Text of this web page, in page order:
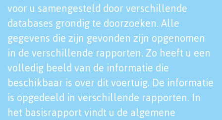
voor u samengesteld door verschillende
databases grondig te doorzoeken. Alle
gegevens die zijn gevonden zijn opgenomen
in de verschillende rapporten. Zo heeft u een
volledig beeld van de informatie die
beschikbaar is over dit voertuig. De informatie
is opgedeeld in verschillende rapporten. In
het basisrapport vindt u de algemene